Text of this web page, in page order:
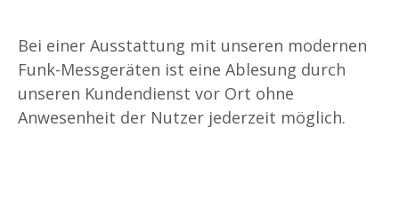
Bei einer Ausstattung mit unseren modernen
Funk-Messgeräten ist eine Ablesung durch
unseren Kundendienst vor Ort ohne
Anwesenheit der Nutzer jederzeit möglich.